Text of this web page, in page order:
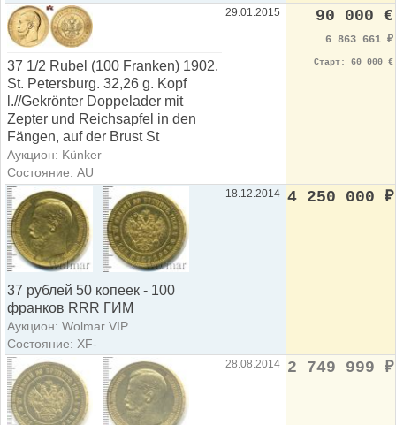
37 1/2 Rubel (100 Franken) 1902,
St. Petersburg. 32,26 g. Kopf
l.//Gekrönter Doppelader mit
Zepter und Reichsapfel in den
Fängen, auf der Brust St
Аукцион: Künker
Состояние: AU
29.01.2015 90 000 €
6 863 661 ₽
Старт: 60 000 €
37 рублей 50 копеек - 100
франков RRR ГИМ
Аукцион: Wolmar VIP
Состояние: XF-
18.12.2014 4 250 000 ₽
28.08.2014 2 749 999 ₽